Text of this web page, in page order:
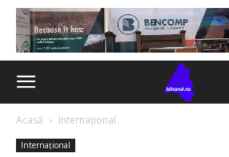
Acasă Internațional
Internațional